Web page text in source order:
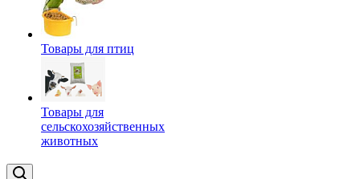
Товары для птиц
Товары для
сельскохозяйственных
животных